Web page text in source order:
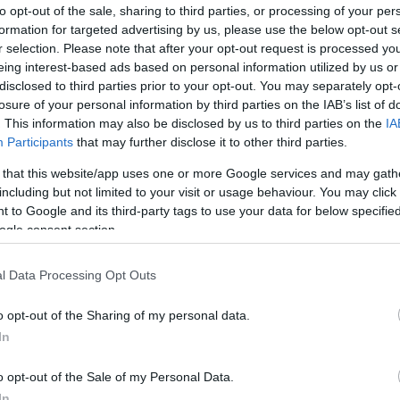
opt-out of the sale, sharing to third parties, or processing of your
for targeted advertising by us, please use the below opt-out
selection. Please note that after your opt-out request is processed
interest-based ads based on personal information utilized by us
to third parties prior to your opt-out. You may separately
of your personal information by third parties on the IAB’s list of
This information may also be disclosed by us to third parties on the
Participants that may further disclose it to other third parties.
that this website/app uses one or more Google services and may
but not limited to your visit or usage behaviour. You may
to Google and its third-party tags to use your data for below
consent section.
Data Processing Opt Outs
opt-out of the Sharing of my personal data.
opt-out of the Sale of my Personal Data.
hétvégi mozis eredmények
hogy komoly böjtje van a marketing szinte
se a Pixar-fiú nem bírt a
a mozikban
gyengébb nyitóhétvégét produkált, mint bármelyik
- íme a heti mozis bevételi
élőszereplős kalandja egyelőre